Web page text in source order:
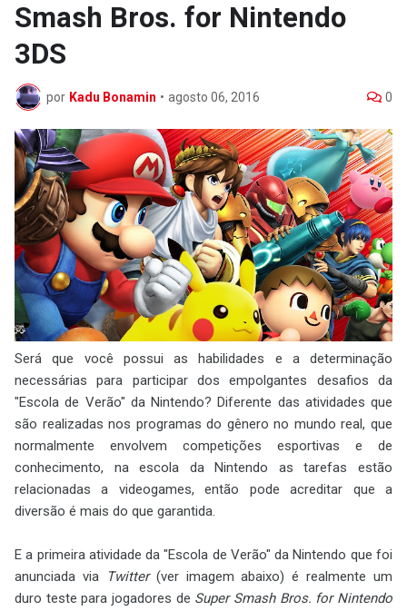
Smash Bros. for Nintendo
3DS
por Kadu Bonamin • agosto 06, 2016 0
Será que você possui as habilidades e a determinação
necessárias para participar dos empolgantes desafios da
"Escola de Verão" da Nintendo? Diferente das atividades que
são realizadas nos programas do gênero no mundo real, que
normalmente envolvem competições esportivas e de
conhecimento, na escola da Nintendo as tarefas estão
relacionadas a videogames, então pode acreditar que a
diversão é mais do que garantida.
E a primeira atividade da "Escola de Verão" da Nintendo que foi
anunciada via
Twitter(ver imagem abaixo) é realmente um
duro teste para jogadores de Super Smash Bros. for Nintendo